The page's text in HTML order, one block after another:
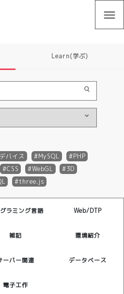
menu
Learn(学ぶ)
バイス MySQL
PHP
CSS WebGL
3D
three.js
ラミング言語 Web/DTP
雑記 環境紹介
ーバー関連 データベース
電子工作